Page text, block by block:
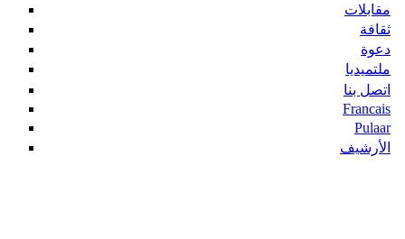
مقابلات
ثقافة
دعوة
ملتميديا
اتصل بنا
Francais
Pulaar
الأرشيف